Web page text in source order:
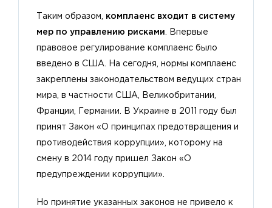
Таким образом, комплаенс входит в систему
мер по управлению рисками . Впервые
правовое регулирование комплаенс было
введено в США. На сегодня, нормы комплаенс
закреплены законодательством ведущих стран
мира, в частности США, Великобритании,
Франции, Германии. В Украине в 2011 году был
принят Закон«О принципах предотвращения и
противодействия коррупции» , которому на
смену в 2014 году пришел Закон«О
предупреждении коррупции»
Но принятие указанных законов не привело к